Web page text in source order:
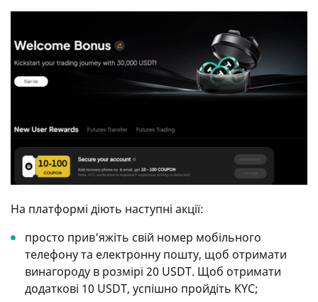
На платформі діють наступні акції:
просто прив’яжіть свій номер мобільного
телефону та електронну пошту, щоб отримати
винагороду в розмірі 20 USDT. Щоб отримати
додаткові 10 USDT, успішно пройдіть KYC;